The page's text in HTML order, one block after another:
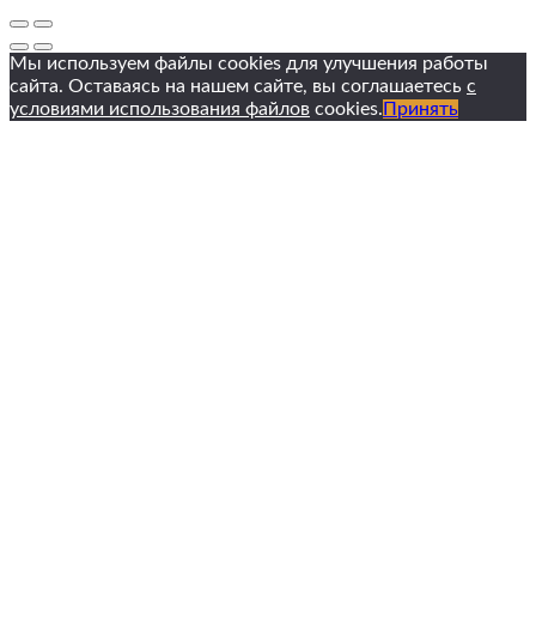
Мы используем файлы cookies для улучшения работы
сайта. Оставаясь на нашем сайте, вы соглашаетесь с
условиями использования файлов cookies. Принять